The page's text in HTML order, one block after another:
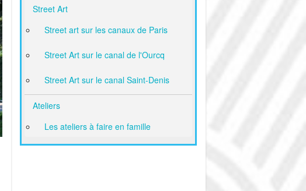
Street Art
Street art sur les canaux de Paris
Street Art sur le canal de l'Ourcq
Street Art sur le canal Saint-Denis
Ateliers
Les ateliers à faire en famille